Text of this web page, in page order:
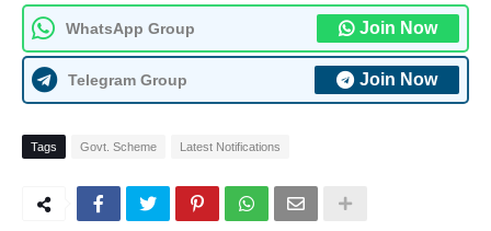
WhatsApp Group Join Now
Telegram Group Join Now
Tags Govt. Scheme Latest Notifications